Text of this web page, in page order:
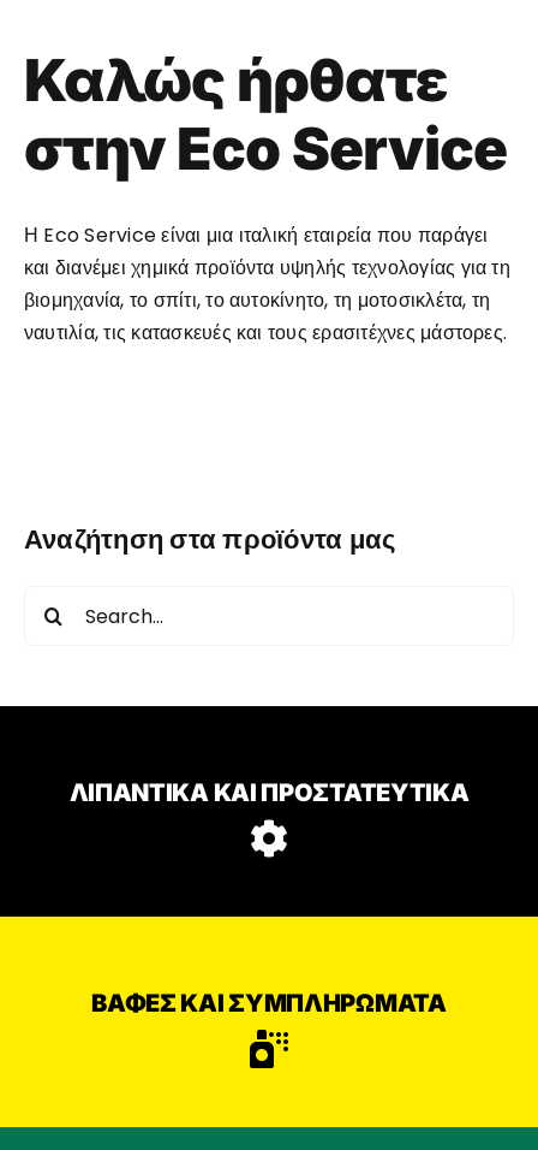
Καλώς ήρθατε
στην Eco Service
Η Eco Service είναι μια ιταλική εταιρεία που παράγει
και διανέμει χημικά προϊόντα υψηλής τεχνολογίας για τη
βιομηχανία, το σπίτι, το αυτοκίνητο, τη μοτοσικλέτα, τη
ναυτιλία, τις κατασκευές και τους ερασιτέχνες μάστορες.
Αναζήτηση στα προϊόντα μας
Search
ΛΙΠΑΝΤΙΚΆ ΚΑΙ ΠΡΟΣΤΑΤΕΥΤΙΚΆ
ΒΑΦΈΣ ΚΑΙ ΣΥΜΠΛΗΡΏΜΑΤΑ